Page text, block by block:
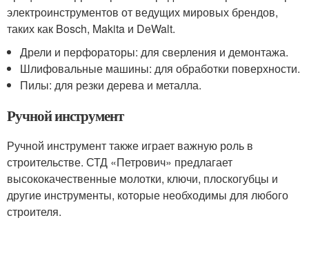
электроинструментов от ведущих мировых брендов,
таких как Bosch, Makita и DeWalt.
Дрели и перфораторы: для сверления и демонтажа.
Шлифовальные машины: для обработки поверхности.
Пилы: для резки дерева и металла.
Ручной инструмент
Ручной инструмент также играет важную роль в
строительстве. СТД «Петрович» предлагает
высококачественные молотки, ключи, плоскогубцы и
другие инструменты, которые необходимы для любого
строителя.